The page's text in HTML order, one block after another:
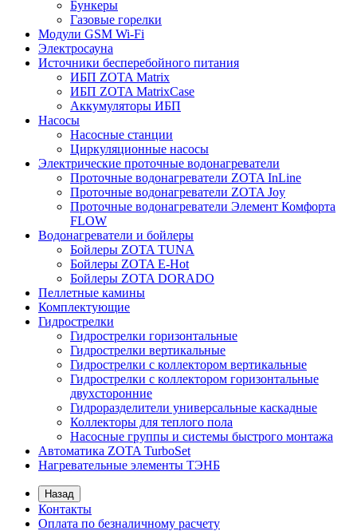
Бункеры
Газовые горелки
Модули GSM Wi-Fi
Электросауна
Источники бесперебойного питания
ИБП ZOTA Matrix
ИБП ZOTA MatrixCase
Аккумуляторы ИБП
Насосы
Насосные станции
Циркуляционные насосы
Электрические проточные водонагреватели
Проточные водонагреватели ZOTA InLine
Проточные водонагреватели ZOTA Joy
Проточные водонагреватели Элемент Комфорта
FLOW
Водонагреватели и бойлеры
Бойлеры ZOTA TUNA
Бойлеры ZOTA E-Hot
Бойлеры ZOTA DORADO
Пеллетные камины
Комплектующие
Гидрострелки
Гидрострелки горизонтальные
Гидрострелки вертикальные
Гидрострелки с коллектором вертикальные
Гидрострелки с коллектором горизонтальные
двухсторонние
Гидроразделители универсальные каскадные
Коллекторы для теплого пола
Насосные группы и системы быстрого монтажа
Автоматика ZOTA TurboSet
Нагревательные элементы ТЭНБ
Назад
Контакты
Оплата по безналичному расчету